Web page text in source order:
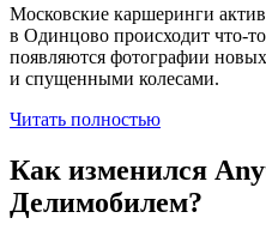
Московские каршеринги
в Одинцово происходит что-
появляются фотографии
и спущенными колесами.
Читать полностью
Как изменился
Делимобилем?